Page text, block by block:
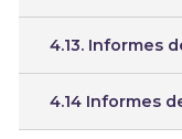
4.13. Informes
4.14 Informes